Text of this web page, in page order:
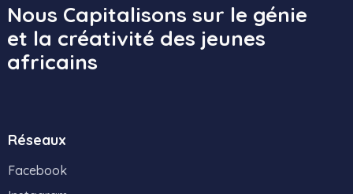
Nous Capitalisons sur le génie
et la créativité des jeunes
africains
Réseaux
Facebook